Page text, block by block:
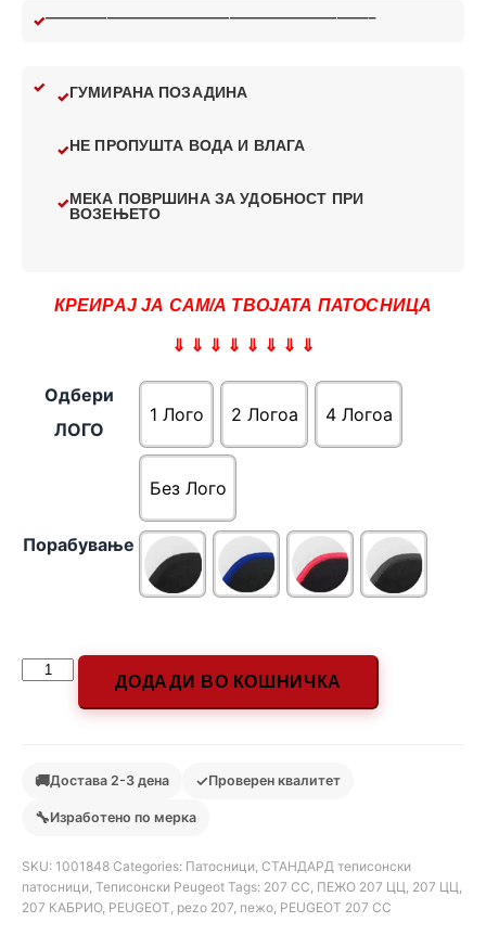
—————————————————————–
ГУМИРАНА ПОЗАДИНА
НЕ ПРОПУШТА ВОДА И ВЛАГА
МЕКА ПОВРШИНА ЗА УДОБНОСТ ПРИ
ВОЗЕЊЕТО
КРЕИРАЈ ЈА САМ/А ТВОЈАТА ПАТОСНИЦА
⇓ ⇓ ⇓ ⇓ ⇓ ⇓ ⇓ ⇓
Одбери
ЛОГО
1 Лого 2 Логоa 4 Логоa
Без Лого
Порабување
ДОДАДИ ВО КОШНИЧКА
🚚Достава 2-3 дена ✓Проверен квалитет
🔧Изработено по мерка
SKU: 1001848 Categories: Патосници, СТАНДАРД теписонски
патосници, Теписонски Peugeot Tags: 207 CC, ПЕЖО 207 ЦЦ, 207 ЦЦ,
207 КАБРИО, PEUGEOT, pezo 207, пежо, PEUGEOT 207 CC